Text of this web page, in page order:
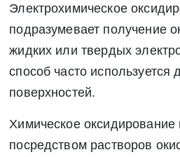
Поиск
Электрохимическое
подразумевает получение
жидких или твердых
способ часто
поверхностей.
Химическое оксидирование
посредством растворов
* - обязательные поля для
Отправить